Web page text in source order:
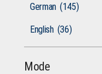
German (145)
English (36)
Mode